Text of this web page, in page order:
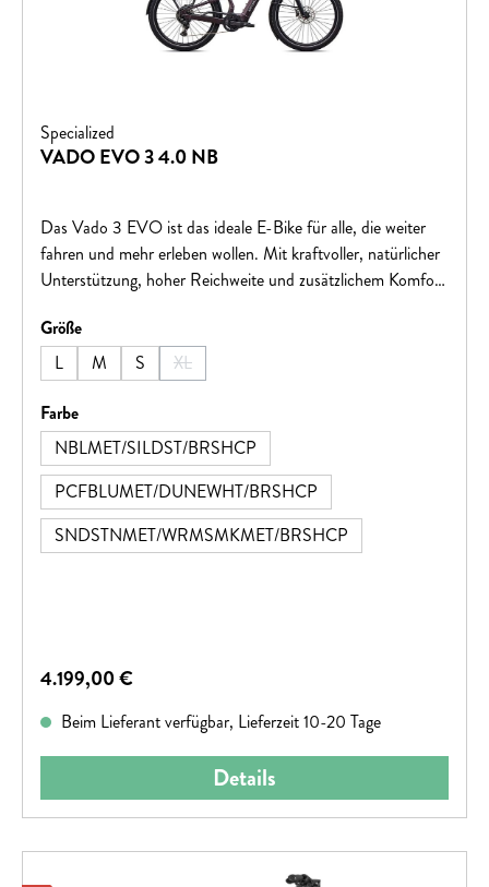
Specialized
VADO EVO 3 4.0 NB
Das Vado 3 EVO ist das ideale E-Bike für alle, die weiter
fahren und mehr erleben wollen. Mit kraftvoller, natürlicher
Unterstützung, hoher Reichweite und zusätzlichem Komfort
mühelos. Innovative Features wie das schlüssellose Schloss
und die integrierte „Wo ist?“-Funktion bieten maximale
Sicherheit und ein entspanntes Fahrerlebnis.
Größeauswählen
L
M S XL
(Diese Option ist zurzeit nicht verfügbar.)
Farbeauswählen
NBLMET/SILDST/BRSHCP
PCFBLUMET/DUNEWHT/BRSHCP
SNDSTNMET/WRMSMKMET/BRSHCP
Regulärer Preis:
4.199,00 €
Beim Lieferant verfügbar, Lieferzeit 10-20 Tage
Details